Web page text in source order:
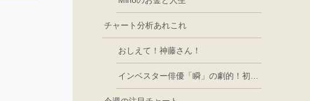
チャート分析あれこれ
おしえて！神藤さん！